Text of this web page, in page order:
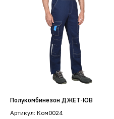
Полукомбинезон ДЖЕТ-ЮВ
Артикул: Ком0024